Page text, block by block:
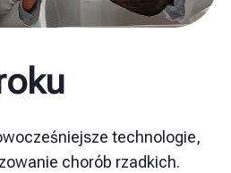
technologie,
chorób rzadkich.